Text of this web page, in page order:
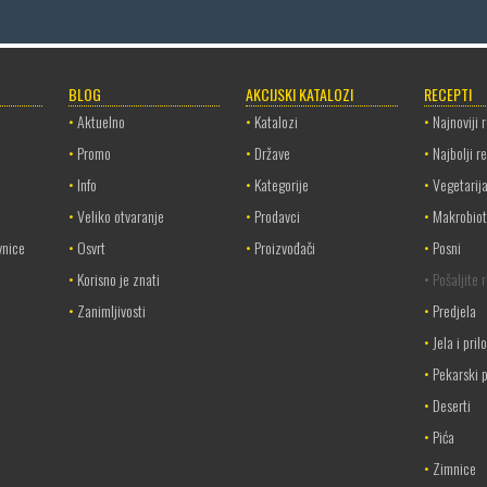
BLOG
•Aktuelno
• Promo
• Info
•Veliko otvaranje
• Osvrt
• Korisno je znati
• Zanimljivosti
AKCIJSKI KATALOZI
• Katalozi
• Države
• Kategorije
• Prodavci
• Proizvođači
RECEPTI
• Najnoviji
• Najbolji
•
•
• Posni
• Pošaljite
• Predjela
• Jela i
• Pekarski
• Deserti
• Pića
• Zimnice